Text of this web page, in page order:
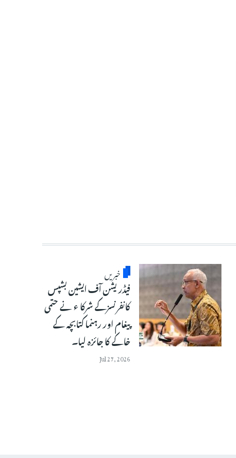
خبریں
فیڈریشن آف ایشین بشپس
کانفرنسزکے شرکا ء نے حتمی
پیغام اور رہنما کتابچہ کے
خاکے کا جائزہ لیا۔
Jul 27, 2026